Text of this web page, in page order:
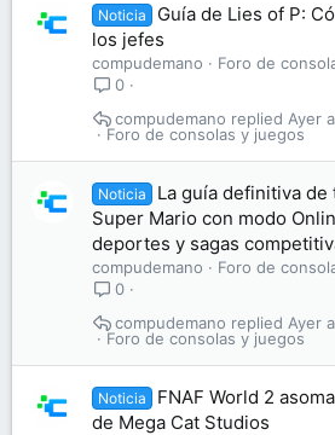
Noticia
Guía de Lies of P:
los jefes
compudemano
Foro de
0
Foro de consolas y juegos
Ayer
compudemano
Noticia
La guía definitiva
Super Mario con modo
deportes y sagas
compudemano
Foro de
0
Foro de consolas y juegos
Ayer
compudemano
Noticia
FNAF World 2
de Mega Cat Studios